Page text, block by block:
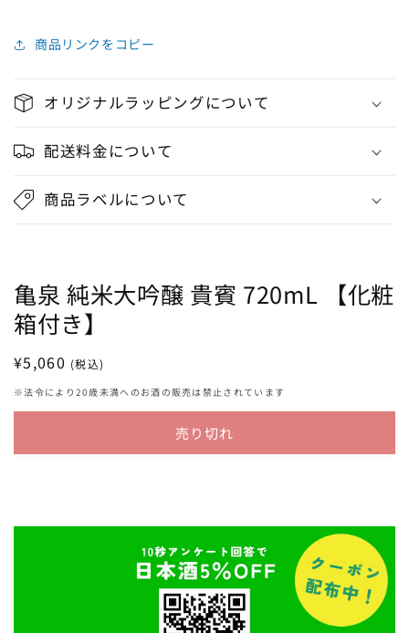
商品リンクをコピー
オリジナルラッピングについて
配送料金について
商品ラベルについて
亀泉 純米大吟醸 貴賓 720mL 【化粧
箱付き】
通
常
価
¥5,060 (税込)
※法令により20歳未満へのお酒の販売は禁止されています
売り切れ